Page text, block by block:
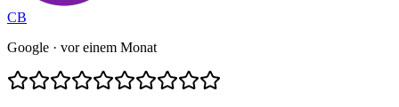
CB
Google · vor einem Monat